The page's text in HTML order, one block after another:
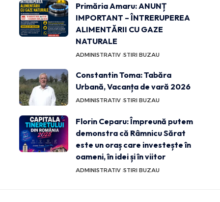
Primăria Amaru: ANUNȚ
IMPORTANT – ÎNTRERUPEREA
ALIMENTĂRII CU GAZE
NATURALE
ADMINISTRATIV STIRI BUZAU
Constantin Toma: Tabăra
Urbană, Vacanța de vară 2026
ADMINISTRATIV STIRI BUZAU
Florin Ceparu: Împreună putem
demonstra că Râmnicu Sărat
este un oraș care investește în
oameni, în idei și în viitor
ADMINISTRATIV STIRI BUZAU